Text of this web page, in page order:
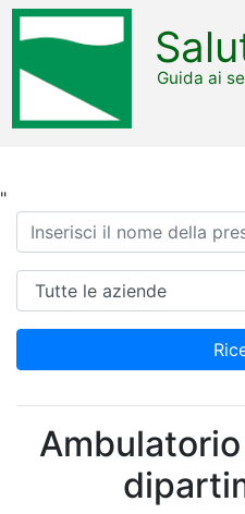
"
Guida ai
Ricerca
Azienda